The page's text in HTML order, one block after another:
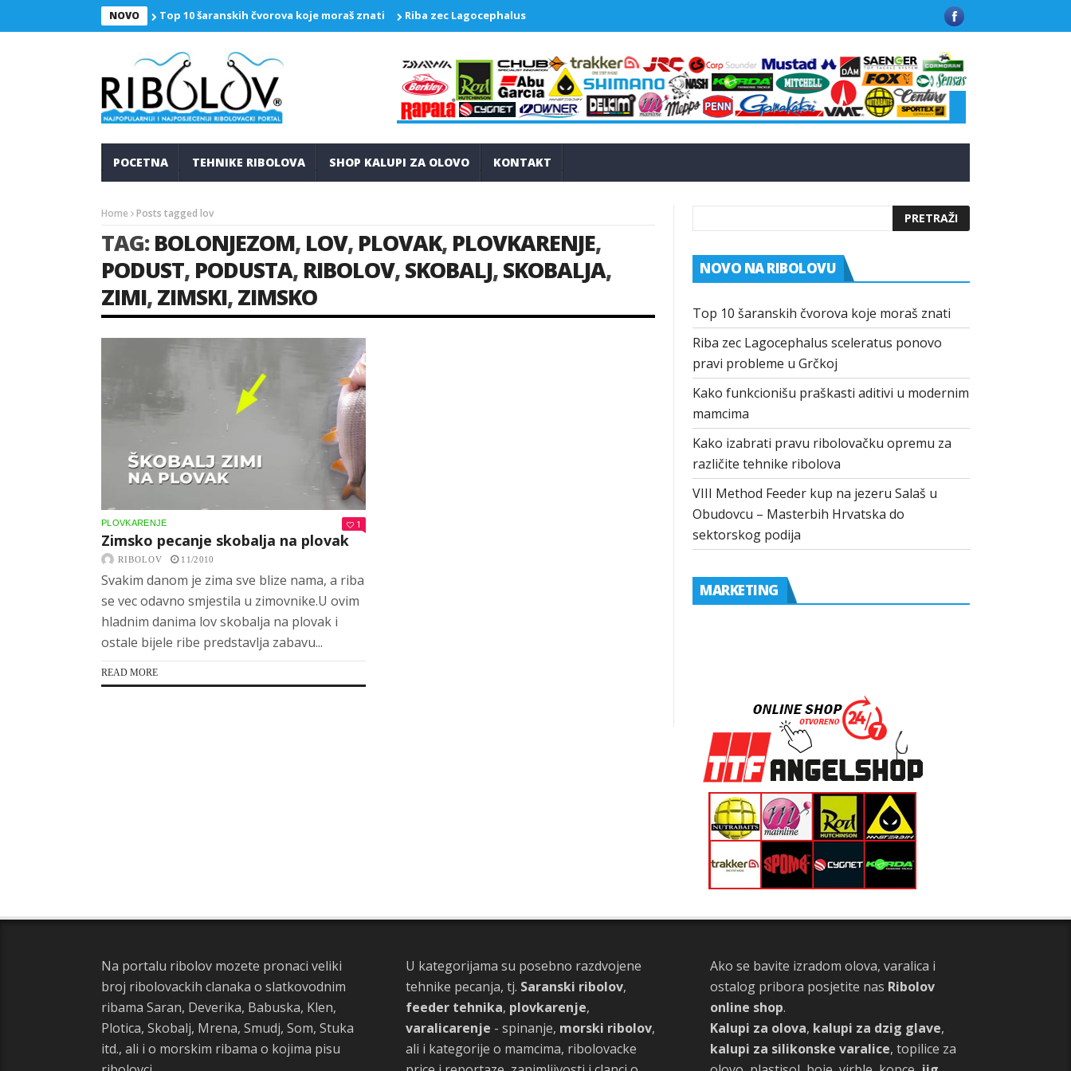
NOVO Top 10 šaranskih čvorova koje moraš znati Riba zec Lagocephalus sceleratus ponovo pravi probleme u Grčkoj Kako funkcionišu praškasti aditivi u modernim
POCETNA TEHNIKE RIBOLOVA SHOP KALUPI ZA OLOVO KONTAKT
Home Posts tagged lov
TAG:BOLONJEZOM, LOV, PLOVAK, PLOVKARENJE,
PODUST, PODUSTA, RIBOLOV,SKOBALJ,SKOBALJA,
ZIMI,ZIMSKI,ZIMSKO
PLOVKARENJE 1
Zimsko pecanje skobalja na plovak
RIBOLOV 11/2010
Svakim danom je zima sve blize nama, a riba
se vec odavno smjestila u zimovnike.U ovim
hladnim danima lov skobalja na plovak i
ostale bijele ribe predstavlja zabavu...
READ MORE
NOVO NA RIBOLOVU
Top 10 šaranskih čvorova koje moraš znati
Riba zec Lagocephalus sceleratus ponovo
pravi probleme u Grčkoj
Kako funkcionišu praškasti aditivi u modernim
mamcima
Kako izabrati pravu ribolovačku opremu za
različite tehnike ribolova
VIII Method Feeder kup na jezeru Salaš u
Obudovcu – Masterbih Hrvatska do
sektorskog podija
MARKETING
Na portalu ribolov mozete pronaci veliki
broj ribolovackih clanaka o slatkovodnim
ribama Saran, Deverika, Babuska, Klen,
Plotica, Skobalj, Mrena, Smudj, Som, Stuka
itd., ali i o morskim ribama o kojima pisu
U kategorijama su posebno razdvojene
tehnike pecanja, tj. Saranski ribolov,
feeder tehnika, plovkarenje,
varalicarenje - spinanje, morski ribolov,
ali i kategorije o mamcima, ribolovacke
Ako se bavite izradom olova, varalica i
ostalog pribora posjetite nas Ribolov
online shop.
Kalupi za olova, kalupi za dzig glave,
kalupi za silikonske varalice, topilice za